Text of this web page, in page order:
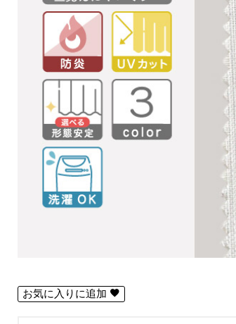
お気に入りに追加